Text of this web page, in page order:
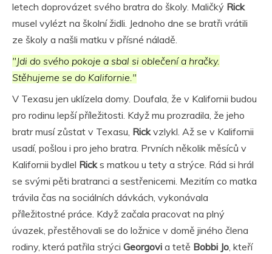
letech doprovázet svého bratra do školy. Maličký Rick
musel vylézt na školní židli. Jednoho dne se bratři vrátili
ze školy a našli matku v přísné náladě.
"Jdi do svého pokoje a sbal si oblečení a hračky.
Stěhujeme se do Kalifornie."
V Texasu jen uklízela domy. Doufala, že v Kalifornii budou
pro rodinu lepší příležitosti. Když mu prozradila, že jeho
bratr musí zůstat v Texasu, Rickvzlykl. Až se v Kalifornii
usadí, pošlou i pro jeho bratra. Prvních několik měsíců v
Kalifornii bydlel Ricks matkou u tety a strýce. Rád si hrál
se svými pěti bratranci a sestřenicemi. Mezitím co matka
trávila čas na sociálních dávkách, vykonávala
příležitostné práce. Když začala pracovat na plný
úvazek, přestěhovali se do ložnice v domě jiného člena
rodiny, která patřila strýci Georgovi a tetě Bobbi Jo, kteří